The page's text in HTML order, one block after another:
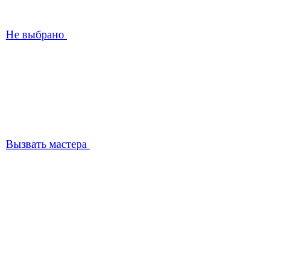
Не выбрано
Вызвать мастера